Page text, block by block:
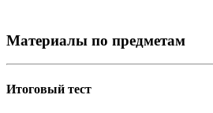
Материалы по предметам
Итоговый тест